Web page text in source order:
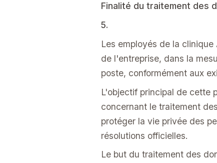
Finalité du traitement des
5.
Les employés de la
de l'entreprise, dans la
poste, conformément aux
L'objectif principal de cette
concernant le traitement
protéger la vie privée des
résolutions officielles.
Le but du traitement des